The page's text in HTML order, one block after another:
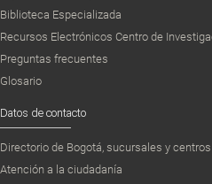
Biblioteca Especializada
Recursos Electrónicos Centro de
Preguntas frecuentes
Glosario
Datos de contacto
Directorio de Bogotá, sucursales y
Atención a la ciudadanía